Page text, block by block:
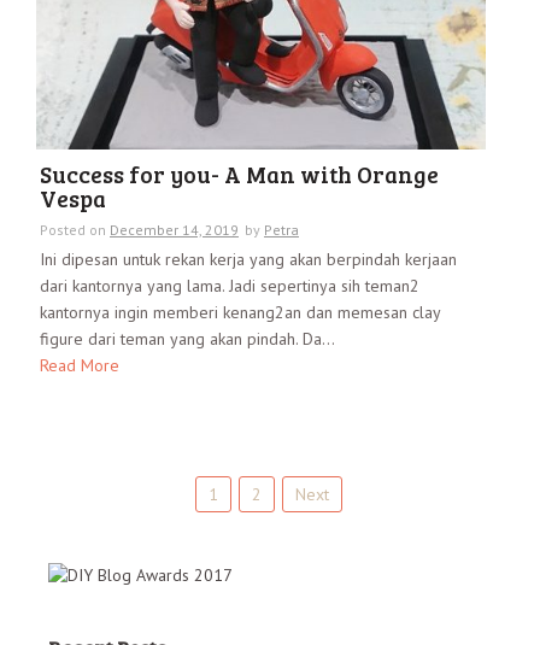
Success for you- A Man with Orange
Vespa
Posted on December 14, 2019 by Petra
Ini dipesan untuk rekan kerja yang akan berpindah kerjaan
dari kantornya yang lama. Jadi sepertinya sih teman2
kantornya ingin memberi kenang2an dan memesan clay
figure dari teman yang akan pindah. Da...
Read More
o
1 2 Next